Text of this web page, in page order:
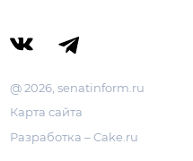
@ 2026, senatinform.ru
Карта сайта
Разработка – Cake.ru